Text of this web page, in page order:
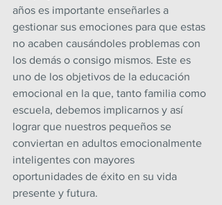
años es importante enseñarles a
gestionar sus emociones para que estas
no acaben causándoles problemas con
los demás o consigo mismos. Este es
uno de los objetivos de la educación
emocional en la que, tanto familia como
escuela, debemos implicarnos y así
lograr que nuestros pequeños se
conviertan en adultos emocionalmente
inteligentes con mayores
oportunidades de éxito en su vida
presente y futura.